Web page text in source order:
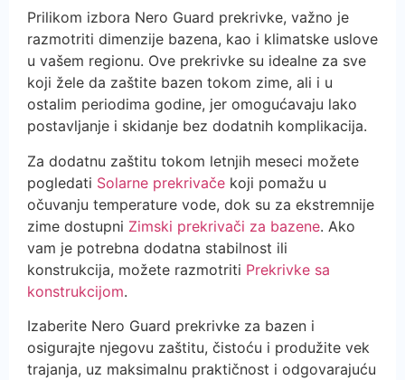
Prilikom izbora Nero Guard prekrivke, važno je
razmotriti dimenzije bazena, kao i klimatske uslove
u vašem regionu. Ove prekrivke su idealne za sve
koji žele da zaštite bazen tokom zime, ali i u
ostalim periodima godine, jer omogućavaju lako
postavljanje i skidanje bez dodatnih komplikacija.
Za dodatnu zaštitu tokom letnjih meseci možete
pogledati Solarne prekrivače koji pomažu u
očuvanju temperature vode, dok su za ekstremnije
zime dostupni Zimski prekrivači za bazene. Ako
vam je potrebna dodatna stabilnost ili
konstrukcija, možete razmotriti Prekrivke sa
konstrukcijom.
Izaberite Nero Guard prekrivke za bazen i
osigurajte njegovu zaštitu, čistoću i produžite vek
trajanja, uz maksimalnu praktičnost i odgovarajuću